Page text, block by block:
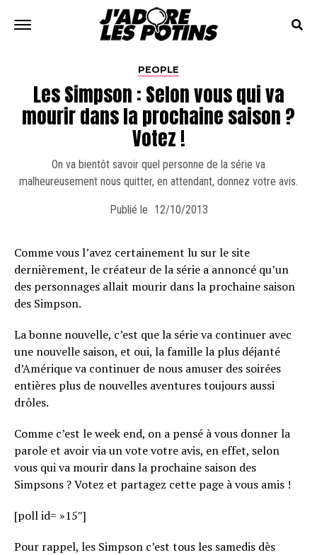
PEOPLE
Les Simpson : Selon vous qui va
mourir dans la prochaine saison ?
Votez !
On va bientôt savoir quel personne de la série va
malheureusement nous quitter, en attendant, donnez votre avis.
Publié le 12/10/2013
Comme vous l’avez certainement lu sur le site
dernièrement, le créateur de la série a annoncé qu’un
des personnages allait mourir dans la prochaine saison
des Simpson.
La bonne nouvelle, c’est que la série va continuer avec
une nouvelle saison, et oui, la famille la plus déjanté
d’Amérique va continuer de nous amuser des soirées
entières plus de nouvelles aventures toujours aussi
drôles.
Comme c’est le week end, on a pensé à vous donner la
parole et avoir via un vote votre avis, en effet, selon
vous qui va mourir dans la prochaine saison des
Simpsons ? Votez et partagez cette page à vous amis !
[poll id= »15″]
Pour rappel, les Simpson c’est tous les samedis dès